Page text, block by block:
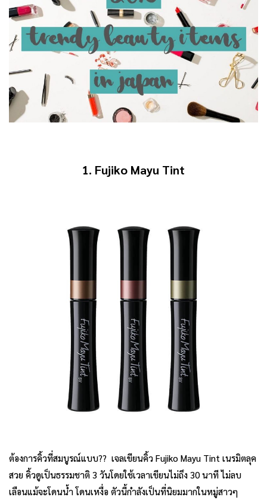
1. Fujiko Mayu Tint
ต้องการคิ้วที่สมบูรณ์แบบ?? เจลเขียนคิ้ว Fujiko Mayu Tint เนรมิตลุค
สวย คิ้วดูเป็นธรรมชาติ 3 วันโดยใช้เวลาเขียนไม่ถึง 30 นาที ไม่ลบ
เลือนแม้จะโดนน้ำ โดนเหงื่อ ตัวนี้กำลังเป็นที่นิยมมากในหมู่สาวๆ